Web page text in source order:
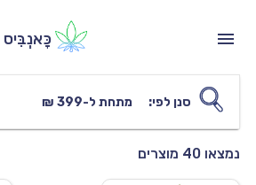
כָּאנְבִּיס
סנן לפי: מתחת ל-399 ₪
נמצאו 40 מוצרים